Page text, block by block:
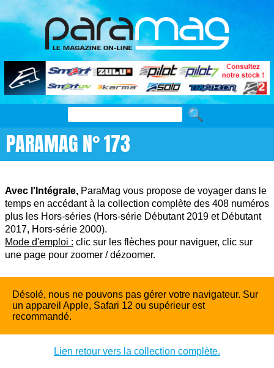
PARAMAG N° 173
Avec l'Intégrale, ParaMag vous propose de voyager dans le
temps en accédant à la collection complète des 408 numéros
plus les Hors-séries (Hors-série Débutant 2019 et Débutant
2017, Hors-série 2000).
Mode d'emploi : clic sur les flèches pour naviguer, clic sur
une page pour zoomer / dézoomer.
Désolé, nous ne pouvons pas gérer votre navigateur. Sur
un appareil Apple, Safari 12 ou supérieur est
recommandé.
Lien retour vers la collection complète.